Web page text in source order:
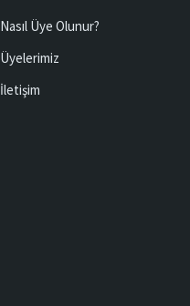
Nasıl Üye Olunur?
Üyelerimiz
İletişim